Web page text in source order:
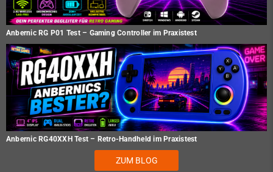
Anbernic RG P01 Test – Gaming Controller im Praxistest
Anbernic RG40XXH Test – Retro-Handheld im Praxistest
ZUM BLOG